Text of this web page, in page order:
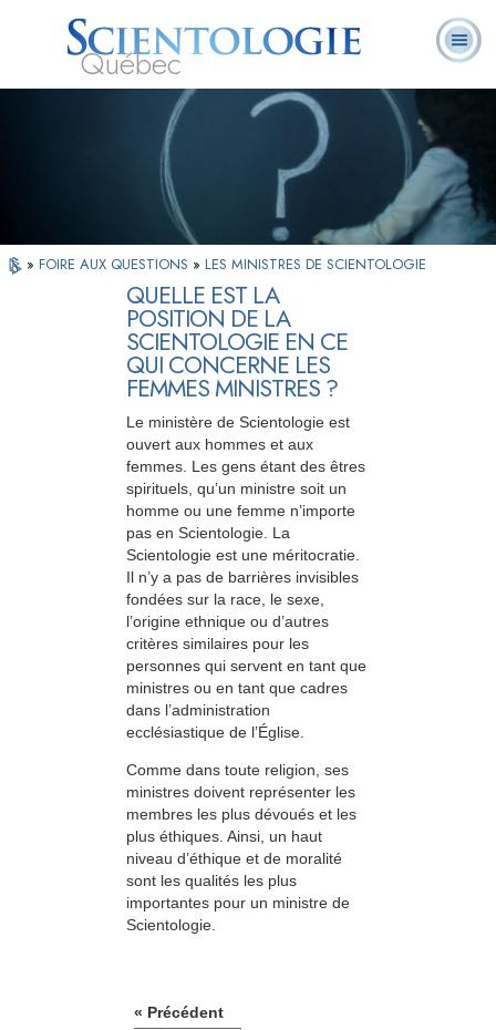
Québec
Qu’est-ce que la
Scientologie ?
Ministres
volontaires
Foire aux
questions
» FOIRE AUX QUESTIONS » LES MINISTRES DE SCIENTOLOGIE
QUELLE EST LA
POSITION DE LA
SCIENTOLOGIE EN CE
QUI CONCERNE LES
FEMMES MINISTRES ?
Le ministère de Scientologie est
ouvert aux hommes et aux
femmes. Les gens étant des êtres
spirituels, qu’un ministre soit un
homme ou une femme n’importe
pas en Scientologie. La
Scientologie est une méritocratie.
Il n’y a pas de barrières invisibles
fondées sur la race, le sexe,
l’origine ethnique ou d’autres
critères similaires pour les
personnes qui servent en tant que
ministres ou en tant que cadres
dans l’administration
ecclésiastique de l’Église.
Comme dans toute religion, ses
ministres doivent représenter les
membres les plus dévoués et les
plus éthiques. Ainsi, un haut
niveau d’éthique et de moralité
sont les qualités les plus
importantes pour un ministre de
Scientologie.
« Précédent